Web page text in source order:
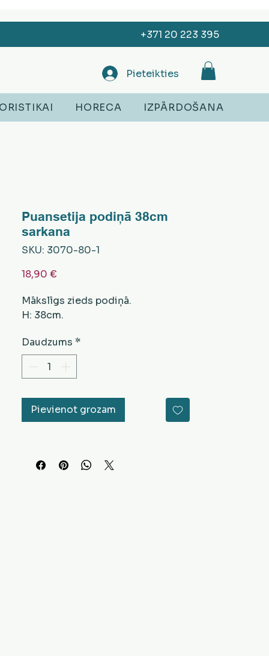
+371 20 223 395
Pieteikties
HORECA IZPĀRDOŠANA
Puansetija podiņā 38cm
sarkana
SKU: 3070-80-1
18,90 €
Mākslīgs zieds podiņā.
H: 38cm.
Daudzums *
Pievienot grozam